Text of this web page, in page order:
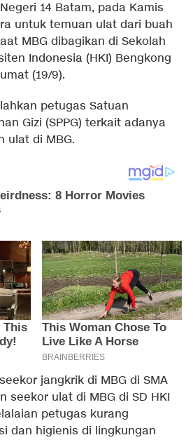
14 Batam, pada Kamis
untuk temuan ulat dari buah
MBG dibagikan di Sekolah
Indonesia (HKI) Bengkong
(19/9).
petugas Satuan
Gizi (SPPG) terkait adanya
ulat di MBG.
jangkrik di MBG di SMA
seekor ulat di MBG di SD HKI
petugas kurang
dan higienis di lingkungan